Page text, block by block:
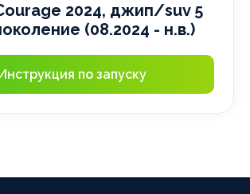
2024, джип/suv 5
(08.2024 - н.в.)
по запуску